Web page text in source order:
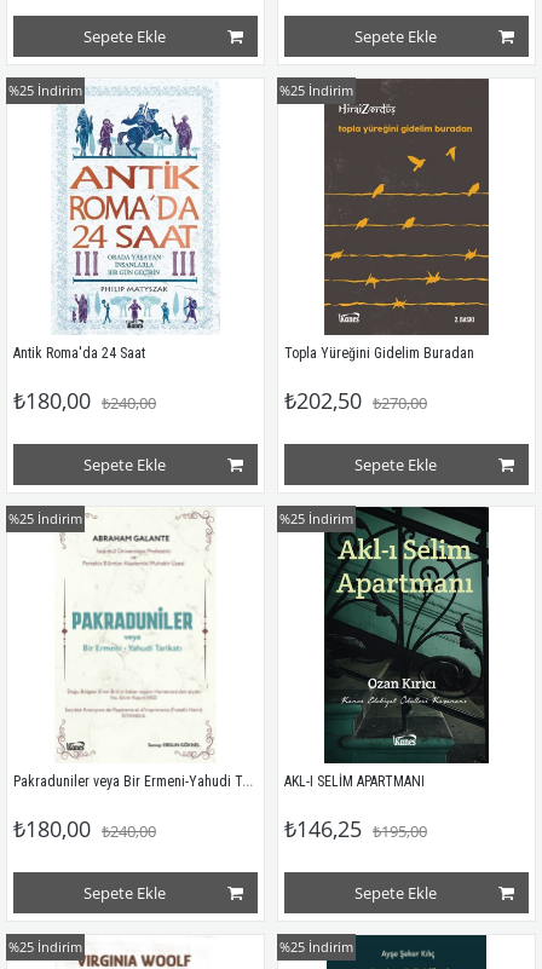
Sepete Ekle Sepete Ekle
Antik Roma'da 24 Saat
₺180,00 ₺240,00
Sepete Ekle
%25 İndirim
Topla Yüreğini Gidelim Buradan
₺202,50 ₺270,00
Sepete Ekle
%25 İndirim
Pakraduniler veya Bir Ermeni-Yahudi Tarikatı
₺180,00 ₺240,00
Sepete Ekle
%25 İndirim
AKL-I SELİM APARTMANI
₺146,25 ₺195,00
Sepete Ekle
%25 İndirim
%25 İndirim %25 İndirim